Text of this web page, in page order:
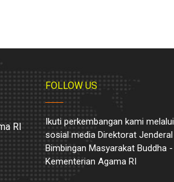
RI
FOLLOW US
Ikuti perkembangan kami melalui
sosial media Direktorat Jenderal
Bimbingan Masyarakat Buddha -
Kementerian Agama RI